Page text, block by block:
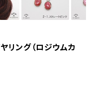
リング（ロジウムカ